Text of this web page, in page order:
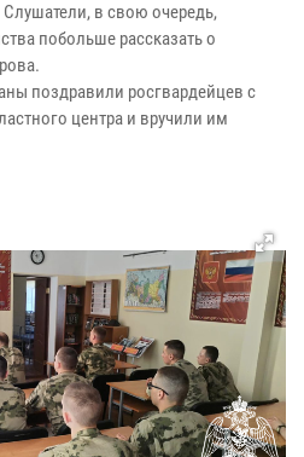
в свою очередь,
побольше рассказать о
поздравили росгвардейцев с
центра и вручили им